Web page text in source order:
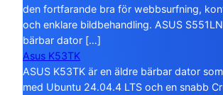
den fortfarande bra för webbsurfning,
och enklare bildbehandling. ASUS
bärbar dator […]
Asus K53TK
ASUS K53TK är en äldre bärbar dator
med Ubuntu 24.04.4 LTS och en snabb